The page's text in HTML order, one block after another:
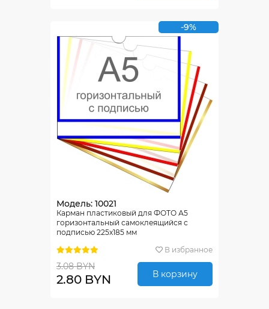
-9%
Модель: 10021
Карман пластиковый для ФОТО А5
горизонтальный самоклеящийся с
подписью 225х185 мм
В избранное
3.08 BYN
2.80 BYN В корзину